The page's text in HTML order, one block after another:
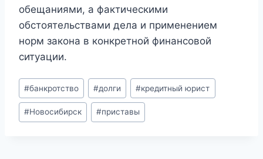
обещаниями, а фактическими
обстоятельствами дела и применением
норм закона в конкретной финансовой
ситуации.
Метки
записи:
#банкротство #долги #кредитный юрист
#Новосибирск #приставы